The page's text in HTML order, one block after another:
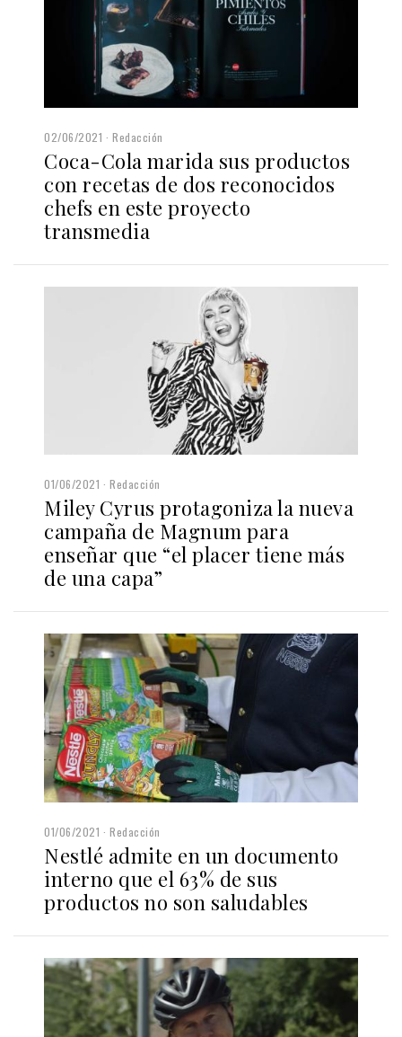
02/06/2021 Redacción
Coca-Cola marida sus productos
con recetas de dos reconocidos
chefs en este proyecto
transmedia
01/06/2021 Redacción
Miley Cyrus protagoniza la nueva
campaña de Magnum para
enseñar que “el placer tiene más
de una capa”
01/06/2021 Redacción
Nestlé admite en un documento
interno que el 63% de sus
productos no son saludables